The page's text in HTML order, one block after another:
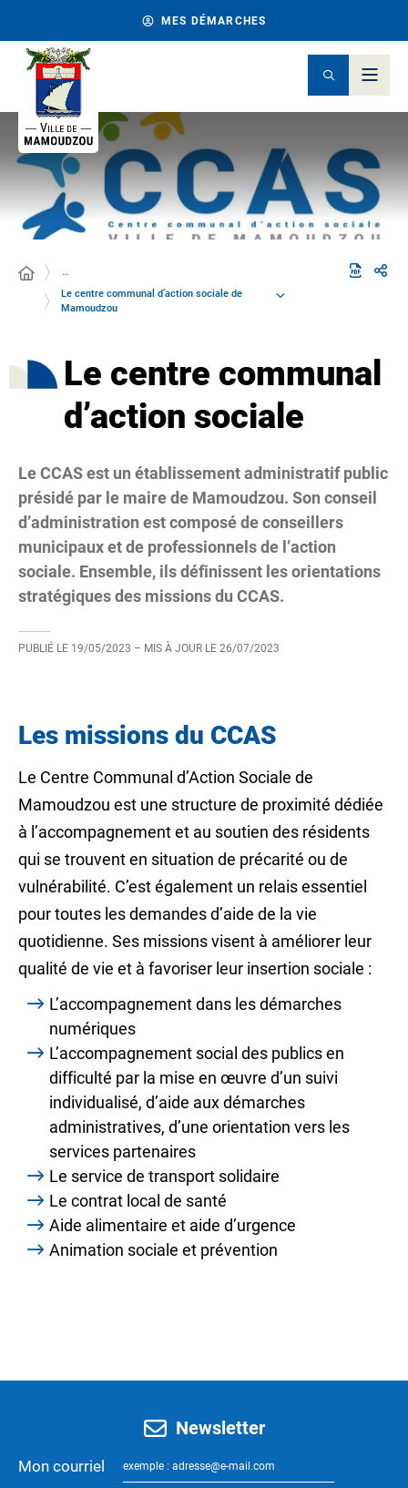
MES DÉMARCHES
…
Le centre communal d’action sociale de
Mamoudzou
Le centre communal
d’action sociale
Le CCAS est un établissement administratif public
présidé par le maire de Mamoudzou. Son conseil
d’administration est composé de conseillers
municipaux et de professionnels de l’action
sociale. Ensemble, ils définissent les orientations
stratégiques des missions du CCAS.
PUBLIÉ LE 19/05/2023 – MIS À JOUR LE 26/07/2023
Les missions du CCAS
Le Centre Communal d’Action Sociale de
Mamoudzou est une structure de proximité dédiée
à l’accompagnement et au soutien des résidents
qui se trouvent en situation de précarité ou de
vulnérabilité. C’est également un relais essentiel
pour toutes les demandes d’aide de la vie
quotidienne. Ses missions visent à améliorer leur
qualité de vie et à favoriser leur insertion sociale :
L’accompagnement dans les démarches
numériques
L’accompagnement social des publics en
difficulté par la mise en œuvre d’un suivi
individualisé, d’aide aux démarches
administratives, d’une orientation vers les
services partenaires
Le service de transport solidaire
Le contrat local de santé
Aide alimentaire et aide d’urgence
Animation sociale et prévention
Newsletter
Mon courriel